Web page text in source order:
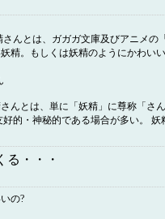
んとは、ガガガ文庫及びアニメの
精。もしくは妖精のようにかわい
さんとは、単に「妖精」に尊称「
的・神秘的である場合が多い。
る・・・
の?